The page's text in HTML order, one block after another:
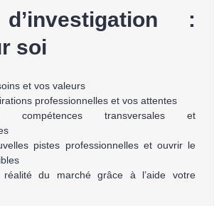
:
soi
et vos valeurs
professionnelles et vos attentes
compétences transversales et
pistes professionnelles et ouvrir le
du marché grâce à l’aide votre